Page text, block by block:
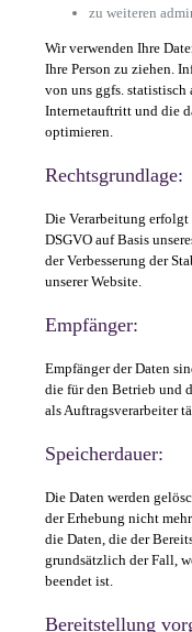
zu weiteren
Wir verwenden Ihre
Ihre Person zu ziehen.
von uns ggfs. statistisch
Internetauftritt und die
optimieren.
Rechtsgrundlage:
Die Verarbeitung
DSGVO auf Basis
der Verbesserung der
unserer Website.
Empfänger:
Empfänger der Daten
die für den Betrieb und
als Auftragsverarbeiter
Speicherdauer:
Die Daten werden
der Erhebung nicht
die Daten, die der
grundsätzlich der Fall,
beendet ist.
Bereitstellung